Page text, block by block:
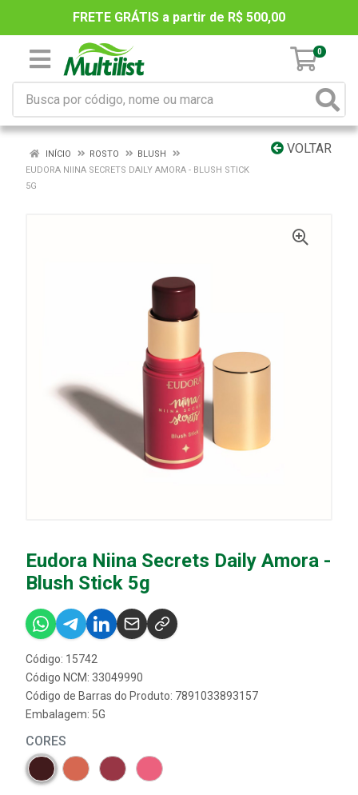
FRETE GRÁTIS a partir de R$ 500,00
0
VOLTAR
INÍCIO ROSTO
BLUSH
EUDORA NIINA SECRETS DAILY AMORA - BLUSH STICK
5G
Eudora Niina Secrets Daily Amora -
Blush Stick 5g
Código: 15742
Código NCM: 33049990
Código de Barras do Produto: 7891033893157
Embalagem: 5G
CORES